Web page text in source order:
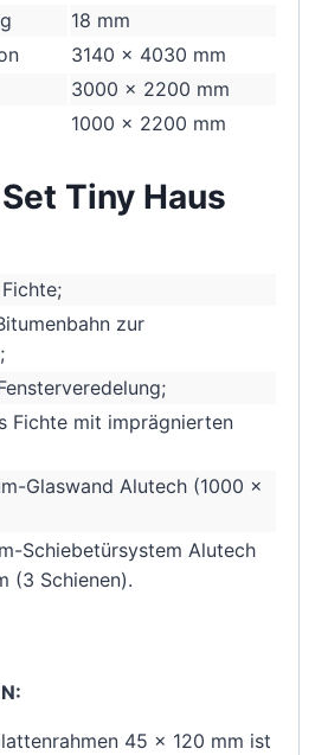
18 mm
3140 x 4030 mm
3000 x 2200 mm
1000 x 2200 mm
Tiny Haus
zur
Fichte mit imprägnierten
Glaswand Alutech (1000 x
Schiebetürsystem Alutech
(3 Schienen).
45 x 120 mm ist